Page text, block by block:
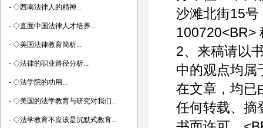
沙滩北街15
100720<BR>
2、来稿请以
中的观点均属
在文章，均已
任何转载、摘
- ◇西南法律人的精神...
- ◇直面中国法律人才培养...
- ◇美国法律教育简析...
- ◇法律的职业路径分析...
- ◇法学院的功用...
- ◇美国的法学教育与研究对我们...
- ◇法学教育不应该是沉默式教育...